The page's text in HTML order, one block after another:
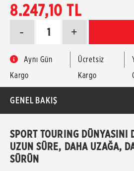
8.247,10 TL
+
-
Aynı Gün
Kargo
Ücretsiz
Kargo
GENEL BAKIŞ
SPORT TOURING DÜNYASINI
UZUN SÜRE, DAHA UZAĞA,
SÜRÜN